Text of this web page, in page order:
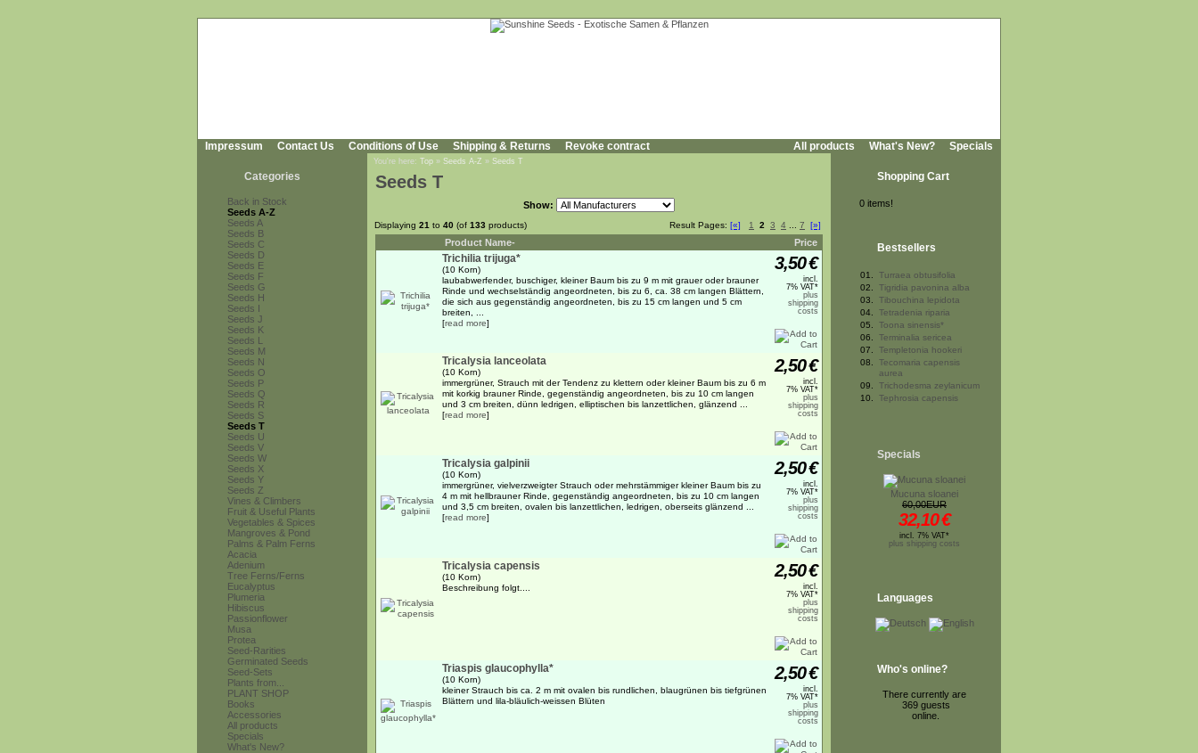
Impressum Contact Us Conditions of Use Shipping & Returns Revoke contract All products What's New? Specials
Categories
Back in Stock
Seeds A-Z
Seeds A
Seeds B
Seeds C
Seeds D
Seeds E
Seeds F
Seeds G
Seeds H
Seeds I
Seeds J
Seeds K
Seeds L
Seeds M
Seeds N
Seeds O
Seeds P
Seeds Q
Seeds R
Seeds S
Seeds T
Seeds U
Seeds V
Seeds W
Seeds X
Seeds Y
Seeds Z
Vines & Climbers
Fruit & Useful Plants
Vegetables & Spices
Mangroves & Pond
Palms & Palm Ferns
Acacia
Adenium
Tree Ferns/Ferns
Eucalyptus
Plumeria
Hibiscus
Passionflower
Musa
Protea
Seed-Rarities
Germinated Seeds
Seed-Sets
Plants from...
PLANT SHOP
Books
Accessories
All products
Specials
What's New?
You're here: Top » Seeds A-Z » Seeds T
Seeds T
Show:
Displaying 21 to 40 (of 133 products) Result Pages: [«] 1 2 3 4 7 [»]
Product Name- Price
Trichilia trijuga*
(10 Korn)
laubabwerfender, buschiger, kleiner Baum bis zu 9 m mit grauer oder brauner
Rinde und wechselständig angeordneten, bis zu 6, ca. 38 cm langen Blättern,
die sich aus gegenständig angeordneten, bis zu 15 cm langen und 5 cm
breiten, ...
[read more]
3,50€
incl.
7% VAT*
plus
shipping
costs
Tricalysia lanceolata
(10 Korn)
immergrüner, Strauch mit der Tendenz zu klettern oder kleiner Baum bis zu 6 m
mit korkig brauner Rinde, gegenständig angeordneten, bis zu 10 cm langen
und 3 cm breiten, dünn ledrigen, elliptischen bis lanzettlichen, glänzend ...
[read more]
2,50€
incl.
7% VAT*
plus
shipping
costs
Tricalysia galpinii
(10 Korn)
immergrüner, vielverzweigter Strauch oder mehrstämmiger kleiner Baum bis zu
4 m mit hellbrauner Rinde, gegenständig angeordneten, bis zu 10 cm langen
und 3,5 cm breiten, ovalen bis lanzettlichen, ledrigen, oberseits glänzend ...
[read more]
2,50€
incl.
7% VAT*
plus
shipping
costs
Tricalysia capensis
(10 Korn)
Beschreibung folgt....
2,50€
incl.
7% VAT*
plus
shipping
costs
Triaspis glaucophylla*
(10 Korn)
kleiner Strauch bis ca. 2 m mit ovalen bis rundlichen, blaugrünen bis tiefgrünen
Blättern und lila-bläulich-weissen Blüten
2,50€
incl.
7% VAT*
plus
shipping
costs
Shopping Cart
0 items!
Bestsellers
01.
Turraea obtusifolia
02.
Tigridia pavonina alba
03.
Tibouchina lepidota
04.
Tetradenia riparia
05.
Toona sinensis*
06.
Terminalia sericea
07.
Templetonia hookeri
08.
Tecomaria capensis
aurea
09.
Trichodesma zeylanicum
10.
Tephrosia capensis
Specials
Mucuna sloanei
60,00EUR
32,10€
incl. 7% VAT*
plus shipping costs
Languages
Who's online?
There currently are
369 guests
online.